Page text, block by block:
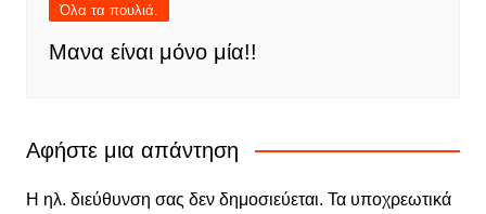
Όλα τα πουλιά.
Μανα είναι μόνο μία!!
Αφήστε μια απάντηση
Η ηλ. διεύθυνση σας δεν δημοσιεύεται. Τα υποχρεωτικά